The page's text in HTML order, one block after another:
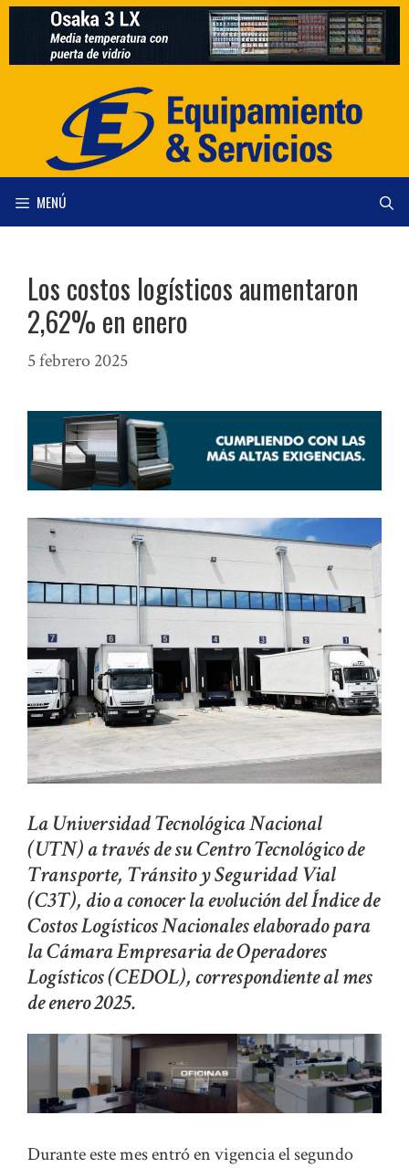
Saltar
contenido
MENÚ
Los costos logísticos aumentaron
2,62% en enero
5 febrero 2025
La Universidad Tecnológica Nacional
(UTN) a través de su Centro Tecnológico de
Transporte, Tránsito y Seguridad Vial
(C3T), dio a conocer la evolución del Índice de
Costos Logísticos Nacionales elaborado para
la Cámara Empresaria de Operadores
Logísticos (CEDOL), correspondiente al mes
de enero 2025.
Durante este mes entró en vigencia el segundo